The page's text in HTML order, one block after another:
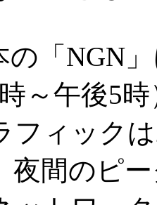
「NGN
～午後5
フィック
夜間のピ